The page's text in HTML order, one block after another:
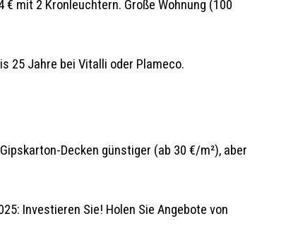
€ mit 2 Kronleuchtern. Große Wohnung (100
25 Jahre bei Vitalli oder Plameco.
Decken günstiger (ab 30 €/m²), aber
Investieren Sie! Holen Sie Angebote von